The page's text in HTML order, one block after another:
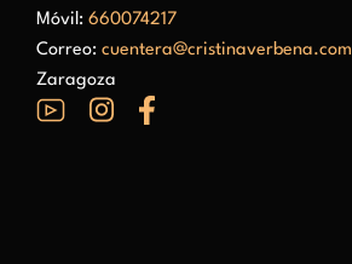
Móvil: 660074217
Correo: cuentera@cristinaverbena.com
Zaragoza